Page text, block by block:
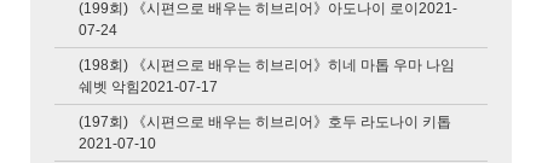
(199회) 《시편으로 배우는 히브리어》아도나이 로이2021-
07-24
(198회) 《시편으로 배우는 히브리어》히네 마톱 우마 나임
쉐벳 악힘2021-07-17
(197회) 《시편으로 배우는 히브리어》호두 라도나이 키톱
2021-07-10